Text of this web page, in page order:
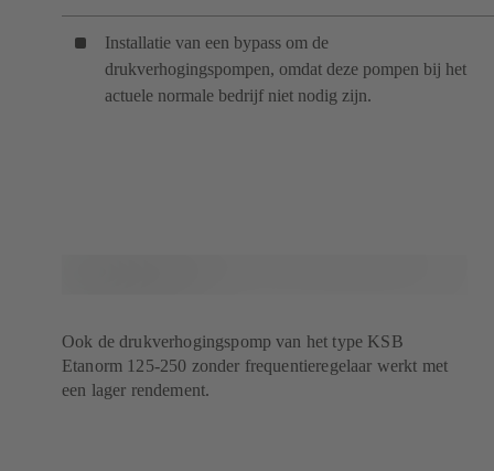
Installatie van een bypass om de
drukverhogingspompen, omdat deze pompen bij het
actuele normale bedrijf niet nodig zijn.
Ook de drukverhogingspomp van het type KSB
Etanorm 125-250 zonder frequentieregelaar werkt met
een lager rendement.